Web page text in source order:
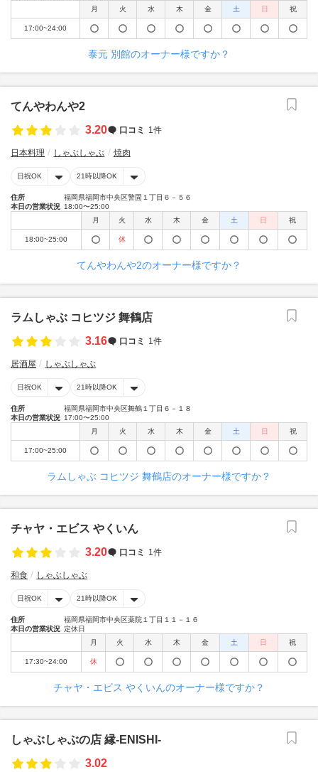
月
火 水 木 金 土 日 祝
17:00~24:00
泰元 別館のオーナー様ですか？
てんやわんや2
3.20
口コミ 1件
日本料理 しゃぶしゃぶ 焼肉
日祝OK 21時以降OK
住所
福岡県福岡市中央区警固１丁目６－５６
本日の営業状況 18:00〜25:00
月
火 水 木 金 土 日 祝
18:00~25:00 休
てんやわんや2のオーナー様ですか？
ラムしゃぶ コヒツジ 舞鶴店
3.16
口コミ 1件
居酒屋 しゃぶしゃぶ
日祝OK 21時以降OK
住所
福岡県福岡市中央区舞鶴１丁目６－１８
本日の営業状況 17:00〜25:00
月
火 水 木 金 土 日 祝
17:00~25:00
ラムしゃぶ コヒツジ 舞鶴店のオーナー様ですか？
チャヤ・エビス やくいん
3.20
口コミ 1件
和食 しゃぶしゃぶ
日祝OK 21時以降OK
住所
福岡県福岡市中央区薬院１丁目１１－１６
本日の営業状況 定休日
月
火 水 木 金 土 日 祝
17:30~24:00 休
チャヤ・エビス やくいんのオーナー様ですか？
しゃぶしゃぶの店 縁-ENISHI-
3.02